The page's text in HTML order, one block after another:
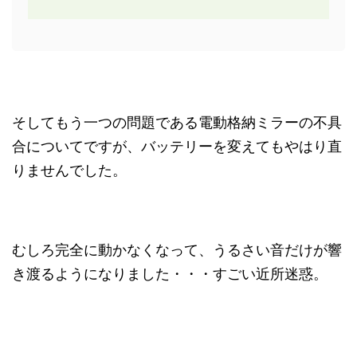
そしてもう一つの問題である電動格納ミラーの不具
合についてですが、バッテリーを変えてもやはり直
りませんでした。
むしろ完全に動かなくなって、うるさい音だけが響
き渡るようになりました・・・すごい近所迷惑。